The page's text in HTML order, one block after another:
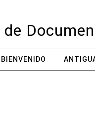
de
BIENVENIDO